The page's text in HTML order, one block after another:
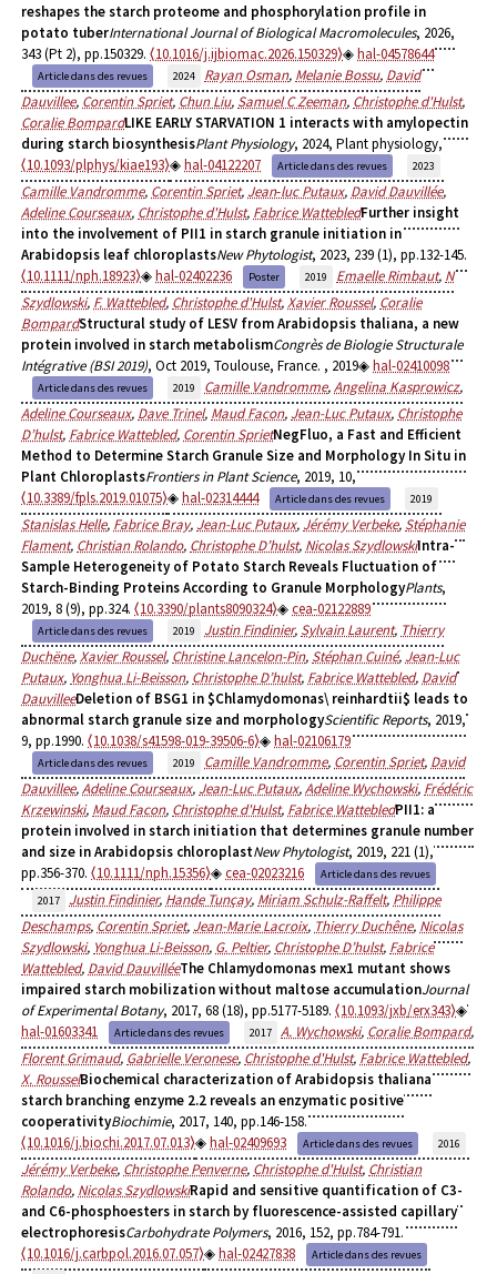
reshapes the starch proteome and phosphorylation profile in
potato tuberInternational Journal of Biological Macromolecules, 2026,
343 (Pt 2), pp.150329. ⟨10.1016/j.ijbiomac.2026.150329⟩ hal-04578644
Article dans des revues 2024 Rayan Osman, Melanie Bossu, David
Dauvillee, Corentin Spriet, Chun Liu, Samuel C Zeeman, Christophe d'Hulst,
Coralie BompardLIKE EARLY STARVATION 1 interacts with amylopectin
during starch biosynthesisPlant Physiology, 2024, Plant physiology,
⟨10.1093/plphys/kiae193⟩
hal-04122207 Article dans des revues 2023
Camille Vandromme, Corentin Spriet, Jean‐luc Putaux, David Dauvillée,
Adeline Courseaux, Christophe d'Hulst, Fabrice WattebledFurther insight
into the involvement of PII1 in starch granule initiation in
Arabidopsis leaf chloroplastsNew Phytologist, 2023, 239 (1), pp.132-145.
⟨10.1111/nph.18923⟩
hal-02402236 Poster 2019 Emaelle Rimbaut, N
Szydlowski, F. Wattebled, Christophe d'Hulst,Xavier Roussel, Coralie
BompardStructural study of LESV from Arabidopsis thaliana, a new
protein involved in starch metabolismCongrès de Biologie Structurale
Intégrative (BSI 2019), Oct 2019, Toulouse, France. , 2019 hal-02410098
Article dans des revues 2019 Camille Vandromme,Angelina Kasprowicz,
Adeline Courseaux, Dave Trinel, Maud Facon, Jean-Luc Putaux, Christophe
D’hulst, Fabrice Wattebled, Corentin SprietNegFluo, a Fast and Efficient
Method to Determine Starch Granule Size and Morphology In Situ in
Plant ChloroplastsFrontiers in Plant Science, 2019, 10,
⟨10.3389/fpls.2019.01075⟩
hal-02314444 Article dans des revues 2019
Stanislas Helle, Fabrice Bray, Jean-Luc Putaux, Jérémy Verbeke, Stéphanie
Flament, Christian Rolando, Christophe D’hulst, Nicolas SzydlowskiIntra-
Sample Heterogeneity of Potato Starch Reveals Fluctuation of
Starch-Binding Proteins According to Granule MorphologyPlants,
2019, 8 (9), pp.324. ⟨10.3390/plants8090324⟩ cea-02122889
Article dans des revues 2019 Justin Findinier, Sylvain Laurent, Thierry
Duchëne,Xavier Roussel, Christine Lancelon-Pin, Stéphan Cuiné, Jean-Luc
Putaux, Yonghua Li-Beisson, Christophe D’hulst, Fabrice Wattebled, David
DauvilleeDeletion of BSG1 in $Chlamydomonas\ reinhardtii$ leads to
abnormal starch granule size and morphologyScientific Reports, 2019,
9, pp.1990. ⟨10.1038/s41598-019-39506-6⟩ hal-02106179
Article dans des revues 2019 Camille Vandromme, Corentin Spriet, David
Dauvillee,Adeline Courseaux, Jean-Luc Putaux,Adeline Wychowski, Frédéric
Krzewinski, Maud Facon, Christophe d'Hulst, Fabrice WattebledPII1: a
protein involved in starch initiation that determines granule number
and size in Arabidopsis chloroplastNew Phytologist, 2019, 221 (1),
pp.356-370. ⟨10.1111/nph.15356⟩ cea-02023216
Article dans des revues
2017
Justin Findinier, Hande Tunçay, Miriam Schulz-Raffelt, Philippe
Deschamps, Corentin Spriet, Jean-Marie Lacroix, Thierry Duchêne, Nicolas
Szydlowski, Yonghua Li-Beisson, G. Peltier, Christophe D’hulst, Fabrice
Wattebled, David DauvilléeThe Chlamydomonas mex1 mutant shows
impaired starch mobilization without maltose accumulationJournal
of Experimental Botany, 2017, 68 (18), pp.5177-5189. ⟨10.1093/jxb/erx343⟩
hal-01603341
Article dans des revues 2017 A. Wychowski, Coralie Bompard,
Florent Grimaud, Gabrielle Veronese, Christophe d'Hulst, Fabrice Wattebled,
X. RousselBiochemical characterization of Arabidopsis thaliana
starch branching enzyme 2.2 reveals an enzymatic positive
cooperativityBiochimie, 2017, 140, pp.146-158.
⟨10.1016/j.biochi.2017.07.013⟩
hal-02409693 Article dans des revues 2016
Jérémy Verbeke, Christophe Penverne, Christophe d'Hulst, Christian
Rolando, Nicolas SzydlowskiRapid and sensitive quantification of C3-
and C6-phosphoesters in starch by fluorescence-assisted capillary
electrophoresisCarbohydrate Polymers, 2016, 152, pp.784-791.
⟨10.1016/j.carbpol.2016.07.057⟩
hal-02427838 Article dans des revues